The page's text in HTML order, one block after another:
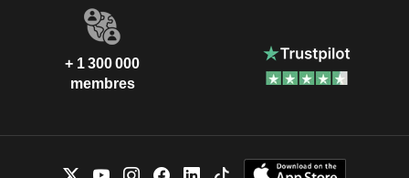
+ 1 300 000
membres